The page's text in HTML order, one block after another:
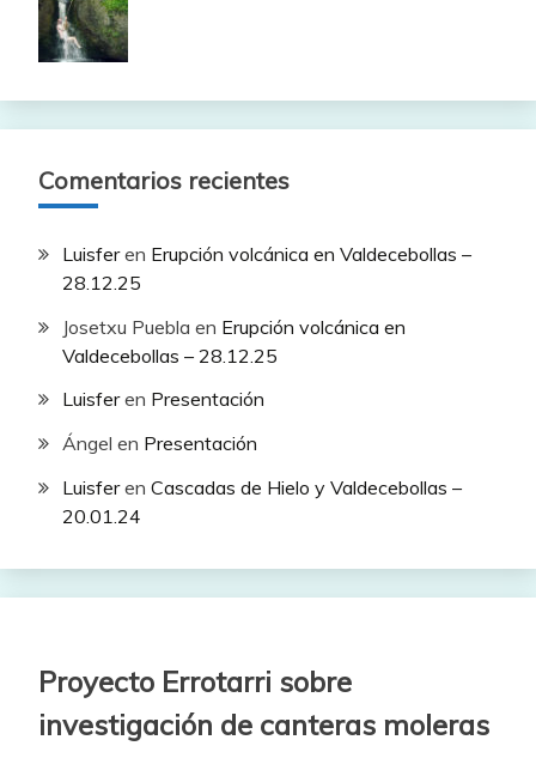
Comentarios recientes
Luisferen Erupción volcánica en Valdecebollas –
28.12.25
Josetxu Puebla en Erupción volcánica en
Valdecebollas – 28.12.25
Luisferen Presentación
Ángel en Presentación
Luisferen Cascadas de Hielo y Valdecebollas –
20.01.24
Proyecto Errotarri sobre
investigación de canteras moleras